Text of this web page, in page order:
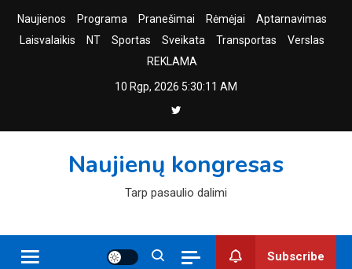
Naujienos Programa Pranešimai Rėmėjai
Aptarnavimas
Laisvalaikis
NT Sportas Sveikata Transportas
Verslas
REKLAMA
10 Rgp, 2026 5:30:12 AM
Naujienų kongresas
Tarp pasaulio dalimi
Subscribe